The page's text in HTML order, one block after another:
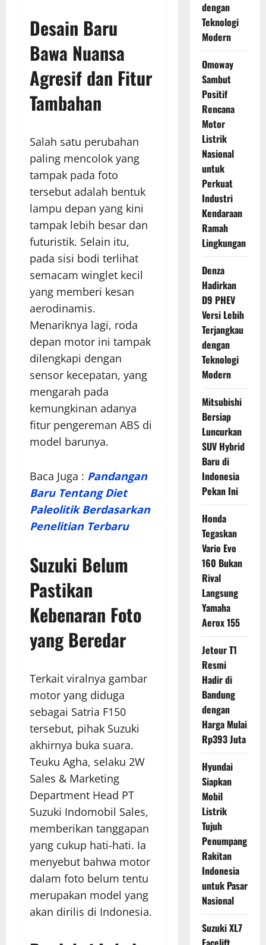
Desain Baru
Bawa Nuansa
Agresif dan Fitur
Tambahan
Salah satu perubahan
paling mencolok yang
tampak pada foto
tersebut adalah bentuk
lampu depan yang kini
tampak lebih besar dan
futuristik. Selain itu,
pada sisi bodi terlihat
semacam winglet kecil
yang memberi kesan
aerodinamis.
Menariknya lagi, roda
depan motor ini tampak
dilengkapi dengan
sensor kecepatan, yang
mengarah pada
kemungkinan adanya
fitur pengereman ABS di
model barunya.
Baca Juga : Pandangan
Baru Tentang Diet
Paleolitik Berdasarkan
Penelitian Terbaru
Suzuki Belum
Pastikan
Kebenaran Foto
yang Beredar
Terkait viralnya gambar
motor yang diduga
sebagai Satria F150
tersebut, pihak Suzuki
akhirnya buka suara.
Teuku Agha, selaku 2W
Sales & Marketing
Department Head PT
Suzuki Indomobil Sales,
memberikan tanggapan
yang cukup hati-hati. Ia
menyebut bahwa motor
dalam foto belum tentu
merupakan model yang
akan dirilis di Indonesia.
dengan
Teknologi
Modern
Omoway
Sambut
Positif
Rencana
Motor
Listrik
Nasional
untuk
Perkuat
Industri
Kendaraan
Ramah
Lingkungan
Denza
Hadirkan
D9 PHEV
Versi Lebih
Terjangkau
dengan
Teknologi
Modern
Mitsubishi
Bersiap
Luncurkan
SUV Hybrid
Baru di
Indonesia
Pekan Ini
Honda
Tegaskan
Vario Evo
160 Bukan
Rival
Langsung
Yamaha
Aerox 155
Jetour T1
Resmi
Hadir di
Bandung
dengan
Harga Mulai
Rp393 Juta
Hyundai
Siapkan
Mobil
Listrik
Tujuh
Penumpang
Rakitan
Indonesia
untuk Pasar
Nasional
Suzuki XL7